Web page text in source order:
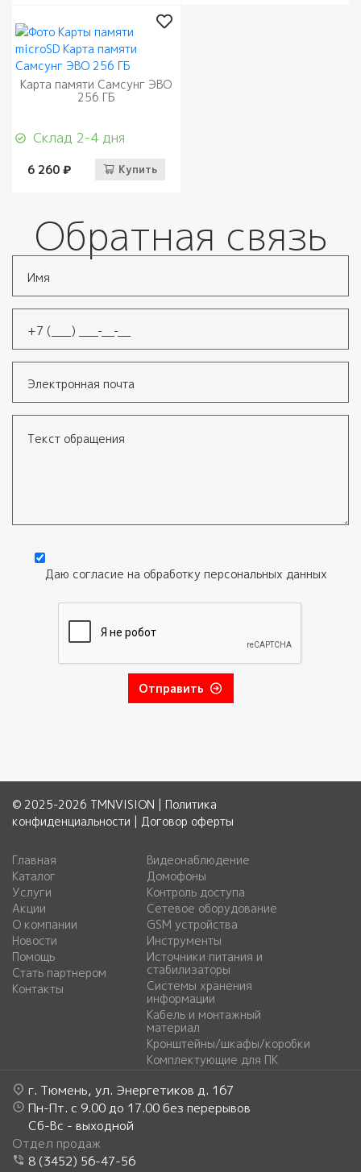
Карта памяти Самсунг ЭВО
256 ГБ
Склад 2-4 дня
6 260 ₽ Купить
Обратная связь
Даю согласие на обработку персональных данных
Отправить
© 2025-2026 TMNVISION | Политика
конфиденциальности | Договор оферты
Главная
Каталог
Услуги
Акции
О компании
Новости
Помощь
Стать партнером
Контакты
Видеонаблюдение
Домофоны
Контроль доступа
Сетевое оборудование
GSM устройства
Инструменты
Источники питания и
стабилизаторы
Системы хранения
информации
Кабель и монтажный
материал
Кронштейны/шкафы/коробки
Комплектующие для ПК
г. Тюмень, ул. Энергетиков д. 167
Пн-Пт. с 9.00 до 17.00 без перерывов
Сб-Вс - выходной
Отдел продаж
8 (3452) 56-47-56